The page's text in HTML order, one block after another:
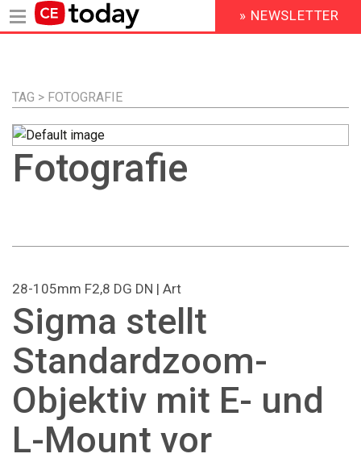
Inhalt
HEADER
MENU
» NEWSLETTER
TAG > FOTOGRAFIE
Fotografie
28-105mm F2,8 DG DN | Art
Sigma stellt
Standardzoom-
Objektiv mit E- und
L-Mount vor